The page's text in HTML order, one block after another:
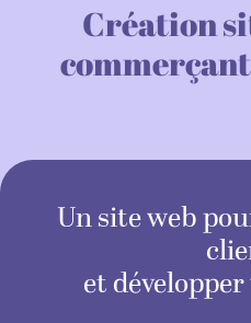
Création
Un site web
et